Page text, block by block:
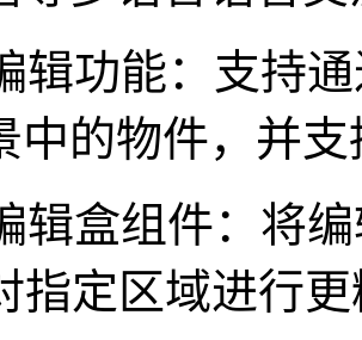
辑功能：支持
中的物件，并
辑盒组件：将
指定区域进行